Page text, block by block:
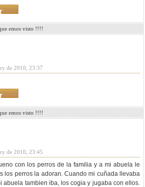
emos visto !!!!
de 2010, 23:37
emos visto !!!!
de 2010, 23:45
con los perros de la familia y a mi abuela le
los perros la adoran. Cuando mi cuñada llevaba
abuela tambien iba, los cogia y jugaba con ellos.